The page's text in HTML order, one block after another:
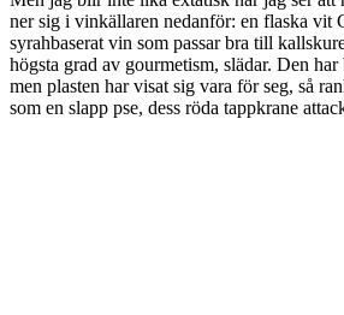
ner sig i vinkällaren nedanför: en flaska vit
syrahbaserat vin som passar bra till
högsta grad av gourmetism, slädar. Den
men plasten har visat sig vara för seg, så
som en slapp pse, dess röda tappkrane